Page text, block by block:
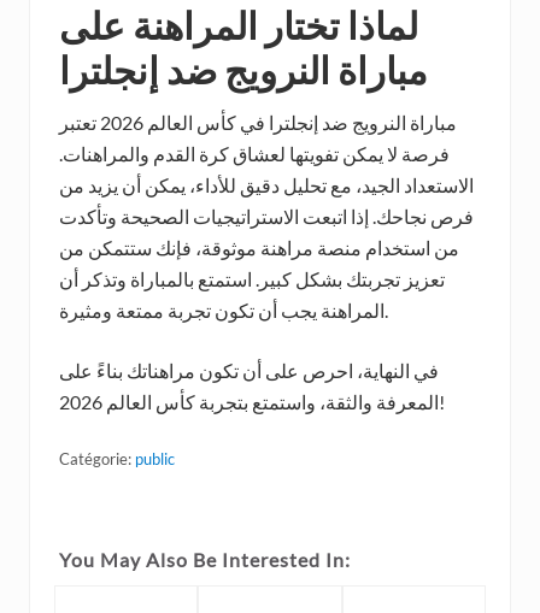
لماذا تختار المراهنة على
مباراة النرويج ضد إنجلترا
مباراة النرويج ضد إنجلترا في كأس العالم 2026 تعتبر
فرصة لا يمكن تفويتها لعشاق كرة القدم والمراهنات.
الاستعداد الجيد، مع تحليل دقيق للأداء، يمكن أن يزيد من
فرص نجاحك. إذا اتبعت الاستراتيجيات الصحيحة وتأكدت
من استخدام منصة مراهنة موثوقة، فإنك ستتمكن من
تعزيز تجربتك بشكل كبير. استمتع بالمباراة وتذكر أن
في النهاية، احرص على أن تكون مراهناتك بناءً على
المعرفة والثقة، واستمتع بتجربة كأس العالم 2026!
Catégorie: public
You May Also Be Interested In: